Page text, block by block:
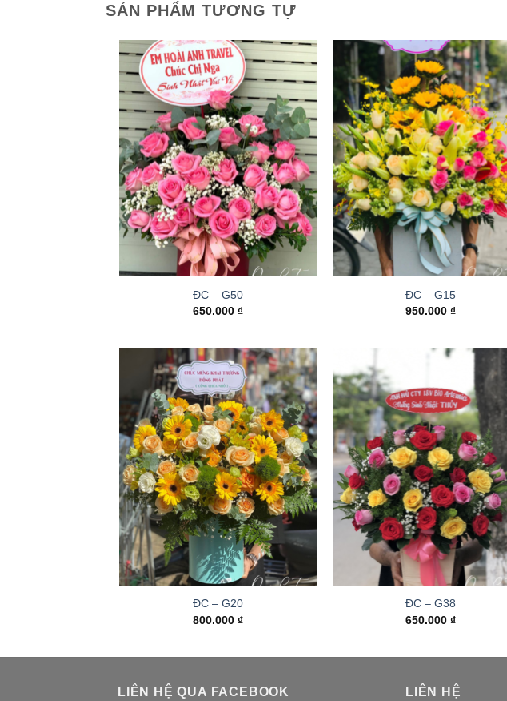
SẢN PHẨM TƯƠNG TỰ
ĐC – G50
650.000₫
ĐC – G15
950.000₫
ĐC – G20
800.000₫
ĐC – G38
650.000₫
LIÊN HỆ QUA FACEBOOK LIÊN HỆ